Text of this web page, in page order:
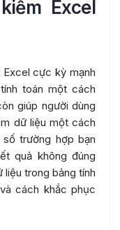
Excel
cực kỳ mạnh
toán một cách
giúp người dùng
dữ liệu một cách
trường hợp bạn
quả không đúng
trong bảng tính
cách khắc phục